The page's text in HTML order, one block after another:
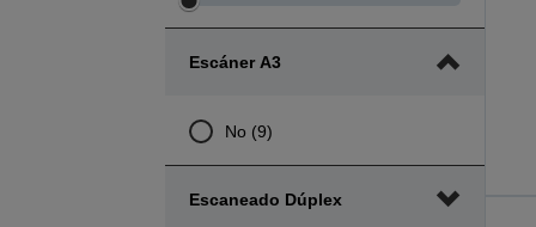
Ajustar
rango
de
Ajustar
rango
de
Escáner A3
No (9)
Escaneado Dúplex